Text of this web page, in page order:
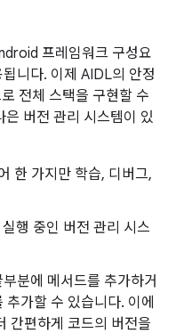
프레임워크 구성요
니다. 이제 AIDL의 안정
전체 스택을 구현할 수
버전 관리 시스템이 있
한 가지만 학습, 디버그,
행 중인 버전 관리 시스
분에 메서드를 추가하거
가할 수 있습니다. 이에
간편하게 코드의 버전을